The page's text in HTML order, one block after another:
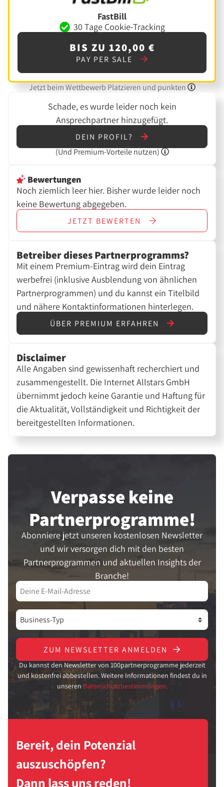
FastBill
30 Tage Cookie-Tracking
BIS ZU 120,00 €
PAY PER SALE
Jetzt beim Wettbewerb Platzieren und punkten
Schade, es wurde leider noch kein
Ansprechpartner hinzugefügt.
DEIN PROFIL?
(Und Premium-Vorteile nutzen)
Bewertungen
Noch ziemlich leer hier. Bisher wurde leider noch
keine Bewertung abgegeben.
JETZT BEWERTEN
Betreiber dieses Partnerprogramms?
Mit einem Premium-Eintrag wird dein Eintrag
werbefrei (inklusive Ausblendung von ähnlichen
Partnerprogrammen) und du kannst ein Titelbild
und nähere Kontaktinformationen hinterlegen.
ÜBER PREMIUM ERFAHREN
Disclaimer
Alle Angaben sind gewissenhaft recherchiert und
zusammengestellt. Die Internet Allstars GmbH
übernimmt jedoch keine Garantie und Haftung für
die Aktualität, Vollständigkeit und Richtigkeit der
bereitgestellten Informationen.
Verpasse keine
Partner­programme!
Abonniere jetzt unseren kostenlosen Newsletter
und wir versorgen dich mit den besten
Partnerprogrammen und aktuellen Insights der
Branche!
ZUM NEWSLETTER ANMELDEN
Du kannst den Newsletter von 100partnerprogramme jederzeit
und kostenfrei abbestellen. Weitere Informationen findest du in
unseren Datenschutzbestimmungen.
Bereit, dein Potenzial
auszuschöpfen?
Dann lass uns reden!